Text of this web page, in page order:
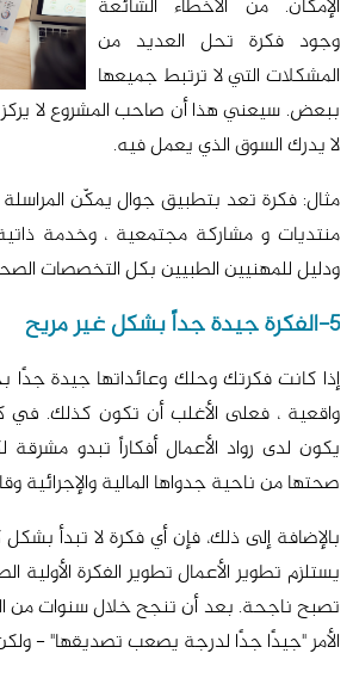
وجود فكرة تحل العديد من
المشكلات التي لا ترتبط جميعها
ببعض. سيعني هذا أن صاحب المشروع لا يركز
لا يدرك السوق الذي يعمل فيه.
مثال: فكرة تعد بتطبيق جوال يمكّن
منتديات و مشاركة مجتمعية ، وخدمة ذاتية
ودليل للمهنيين الطبيين بكل التخصصات
5-الفكرة جيدة جداً بشكل غير مريح
إذا كانت فكرتك وحلك وعائداتها جيدة جدًا
واقعية ، فعلى الأغلب أن تكون كذلك. في
يكون لدى رواد الأعمال أفكاراً تبدو
صحتها من ناحية جدواها المالية والإجرائية
بالإضافة إلى ذلك، فإن أي فكرة لا تبدأ
يستلزم تطوير الأعمال تطوير الفكرة الأولية
تصبح ناجحة. بعد أن تنجح خلال سنوات من
الأمر "جيدًا جدًا لدرجة يصعب تصديقها" -